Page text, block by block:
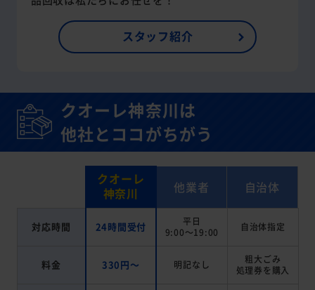
スタッフ紹介
クオーレ神奈川は
他社とココがちがう
クオーレ
神奈川
他業者 自治体
対応時間 24時間受付
平日
9:00～19:00
自治体指定
料金 330円～ 明記なし
粗大ごみ
処理券を 購入